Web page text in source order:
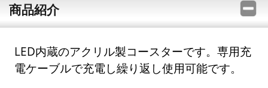
商品紹介
LED内蔵のアクリル製コースターです。専用充
電ケーブルで充電し繰り返し使用可能です。